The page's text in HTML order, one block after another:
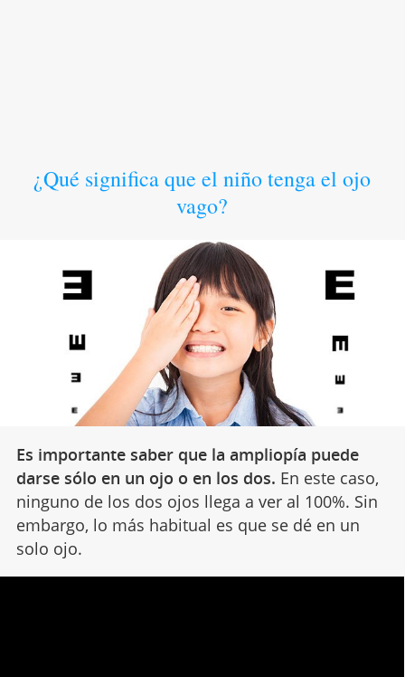
¿Qué significa que el niño tenga el ojo
vago?
Es importante saber que la ampliopía puede
darse sólo en un ojo o en los dos. En este caso,
ninguno de los dos ojos llega a ver al 100%. Sin
embargo, lo más habitual es que se dé en un
solo ojo.